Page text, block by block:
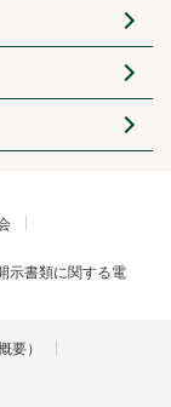
示書類に関する電
要）